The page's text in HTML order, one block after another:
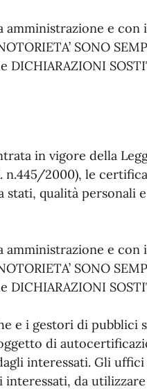
amministrazione e
SONO
DICHIARAZIONI
in vigore della
n.445/2000), le
stati, qualità personali
amministrazione e
SONO
DICHIARAZIONI
e i gestori di pubblici
di
interessati. Gli
da